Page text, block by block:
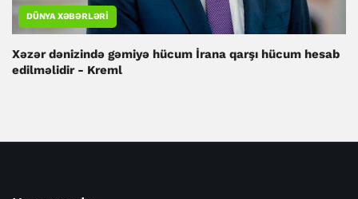
DÜNYA XƏBƏRLƏRI
Xəzər dənizində gəmiyə hücum İrana qarşı hücum hesab
edilməlidir - Kreml